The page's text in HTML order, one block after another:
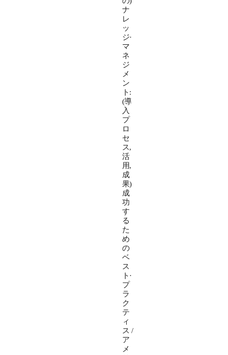
ナ
レ
ッ
ジ·
マ
ネ
ジ
メ
ン
ト:
(導
入
プ
ロ
セ
ス,
活
用,
成
果)
成
功
す
る
た
め
の
ベ
ス
ト·
プ
ラ
ク
テ
ィ
ス /
ア
メ